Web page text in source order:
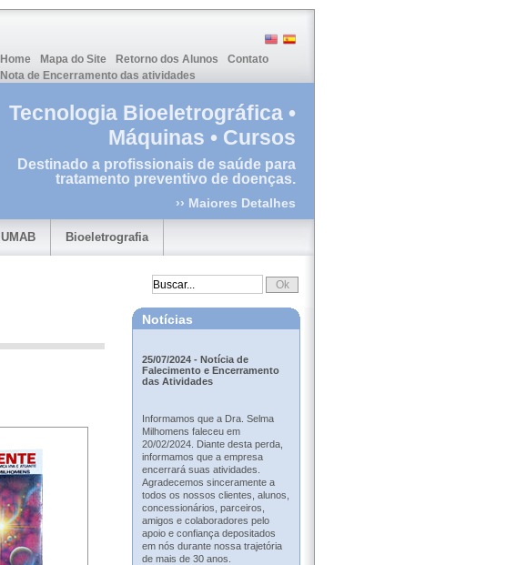
Home Mapa do Site Retorno dos Alunos
Contato
Nota de Encerramento das atividades
Tecnologia Bioeletrográfica •
Máquinas • Cursos
Destinado a profissionais de saúde para
tratamento preventivo de doenças.
›› Maiores Detalhes
IUMAB Bioeletrografia
Notícias
25/07/2024 - Notícia de
Falecimento e Encerramento
das Atividades
Informamos que a Dra. Selma
Milhomens faleceu em
20/02/2024. Diante desta perda,
informamos que a empresa
encerrará suas atividades.
Agradecemos sinceramente a
todos os nossos clientes, alunos,
concessionários, parceiros,
amigos e colaboradores pelo
apoio e confiança depositados
em nós durante nossa trajetória
de mais de 30 anos.